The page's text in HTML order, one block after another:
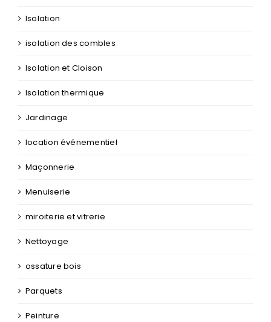
Isolation
isolation des combles
Isolation et Cloison
Isolation thermique
Jardinage
location événementiel
Maçonnerie
Menuiserie
miroiterie et vitrerie
Nettoyage
ossature bois
Parquets
Peinture